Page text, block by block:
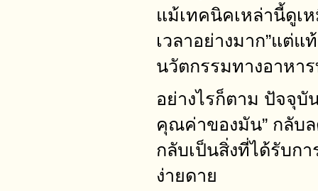
แม้เทคนิคเหล่านี้ดูเ
เวลาอย่างมาก”แต่
นวัตกรรมทางอาหา
อย่างไรก็ตาม ปัจจุบั
คุณค่าของมัน” กลับล
กลับเป็นสิ่งที่ได้รับกา
ง่ายดาย